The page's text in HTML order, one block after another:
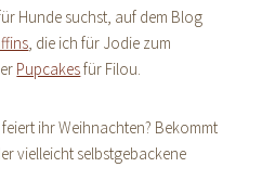
Hunde suchst, auf dem Blog
, die ich für Jodie zum
Pupcakesfür Filou.
ihr Weihnachten? Bekommt
vielleicht selbstgebackene